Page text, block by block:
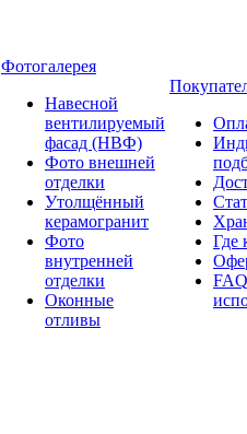
Фотогалерея
Навесной
вентилируемый
фасад (НВФ)
Фото внешней
отделки
Утолщённый
керамогранит
Фото
внутренней
отделки
Оконные
отливы
Где